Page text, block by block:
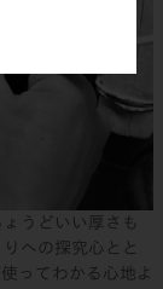
うどいい厚さも
への探究心とと
ってわかる心地よ